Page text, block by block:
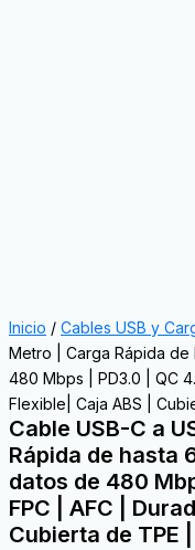
Inicio / Cables USB y
Metro | Carga Rápida
480 Mbps | PD3.0 | QC
Flexible| Caja ABS |
Cable USB-C a
Rápida de hasta
datos de 480
FPC | AFC |
Cubierta de TPE